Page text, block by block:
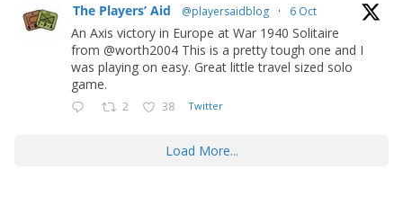
The Players’ Aid @playersaidblog · 6 Oct
An Axis victory in Europe at War 1940 Solitaire
from @worth2004 This is a pretty tough one and I
was playing on easy. Great little travel sized solo
game.
2 38 Twitter
Load More...